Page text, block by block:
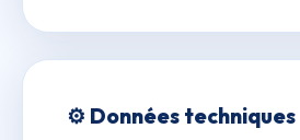
⚙️ Données techniques